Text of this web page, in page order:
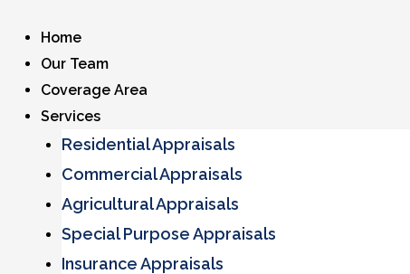
Home
Our Team
Coverage Area
Services
Residential Appraisals
Commercial Appraisals
Agricultural Appraisals
Special Purpose Appraisals
Insurance Appraisals